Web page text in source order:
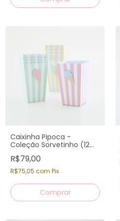
Caixinha Pipoca -
Coleção Sorvetinho (12
un)
R$79,00
R$75,05 com Pix